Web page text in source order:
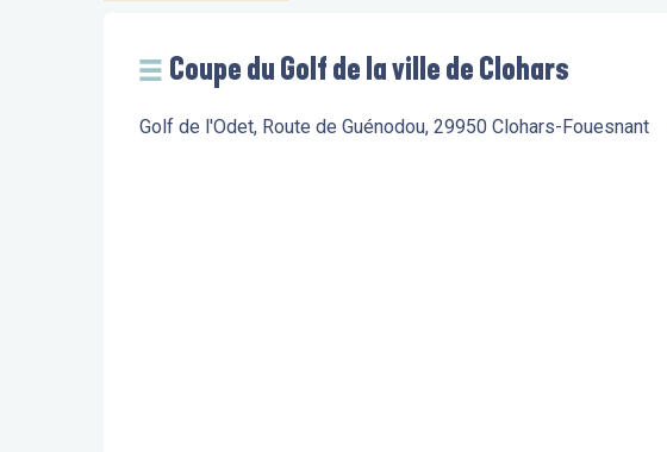
Coupe du Golf de la ville de Clohars
Golf de l'Odet, Route de Guénodou, 29950 Clohars-Fouesnant